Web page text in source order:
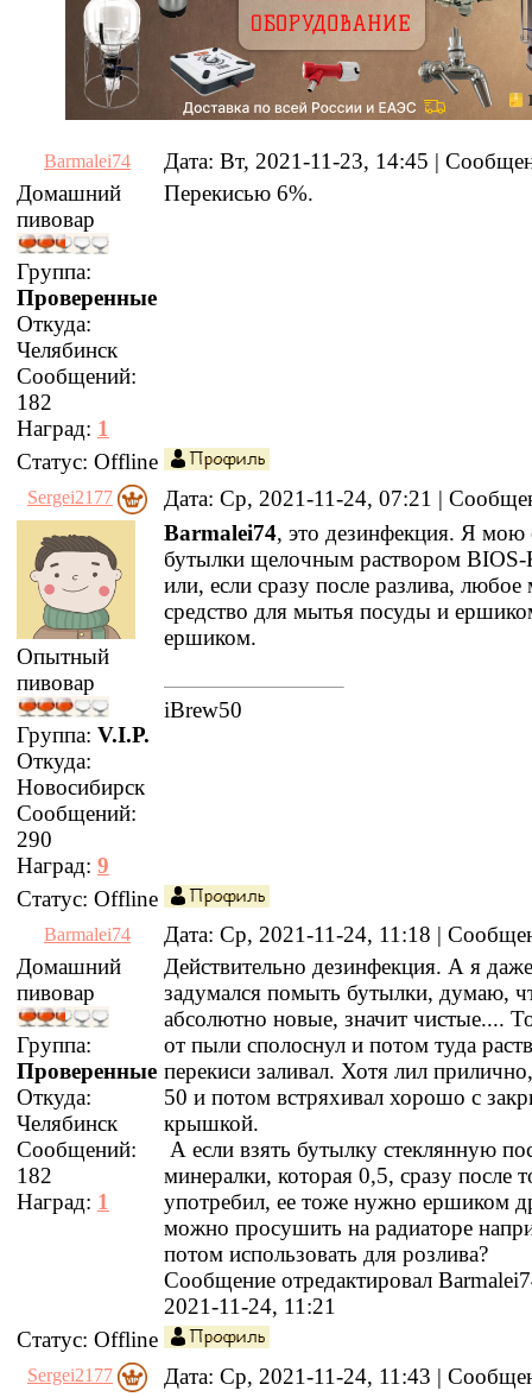
Barmalei74
Дата: Вт, 2021-11-23, 14:45 |
Домашний
пивовар
Группа:
Проверенные
Откуда:
Челябинск
Сообщений:
182
Наград: 1
Перекисью 6%.
Статус: Offline
Sergei2177 Дата: Ср, 2021-11-24, 07:21 |
Опытный
пивовар
Группа: V.I.P.
Откуда:
Новосибирск
Сообщений:
290
Наград: 9
Barmalei74, это дезинфекция. Я мою
бутылки щелочным раствором BIOS-
или, если сразу после разлива,
средство для мытья посуды и
ершиком.
iBrew50
Статус: Offline
Barmalei74
Дата: Ср, 2021-11-24, 11:18 |
Домашний
пивовар
Группа:
Проверенные
Откуда:
Челябинск
Сообщений:
182
Наград: 1
Действительно дезинфекция. А я
задумался помыть бутылки, думаю,
абсолютно новые, значит чистые....
от пыли сполоснул и потом туда
перекиси заливал. Хотя лил
50 и потом встряхивал хорошо с
крышкой.
А если взять бутылку стеклянную
минералки, которая 0,5, сразу после
употребил, ее тоже нужно ершиком
можно просушить на радиаторе
потом использовать для розлива?
Сообщение отредактировал
2021-11-24, 11:21
Статус: Offline
Sergei2177 Дата: Ср, 2021-11-24, 11:43 |